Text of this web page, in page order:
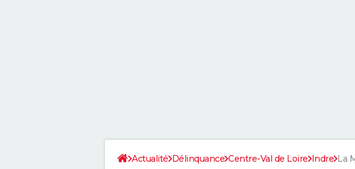
Actualité Délinquance Centre-Val de Loire Indre La